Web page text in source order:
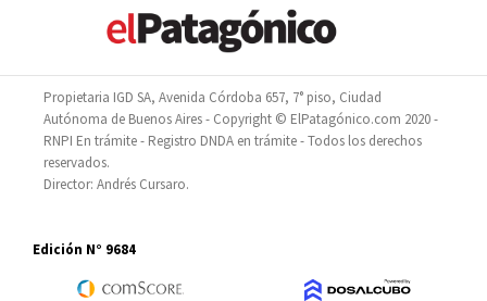
Propietaria IGD SA, Avenida Córdoba 657, 7° piso, Ciudad
Autónoma de Buenos Aires - Copyright © ElPatagónico.com 2020 -
RNPI En trámite - Registro DNDA en trámite - Todos los derechos
reservados.
Director: Andrés Cursaro.
Edición N° 9684